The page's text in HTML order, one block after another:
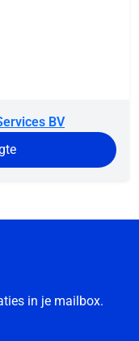
BV
in je mailbox.